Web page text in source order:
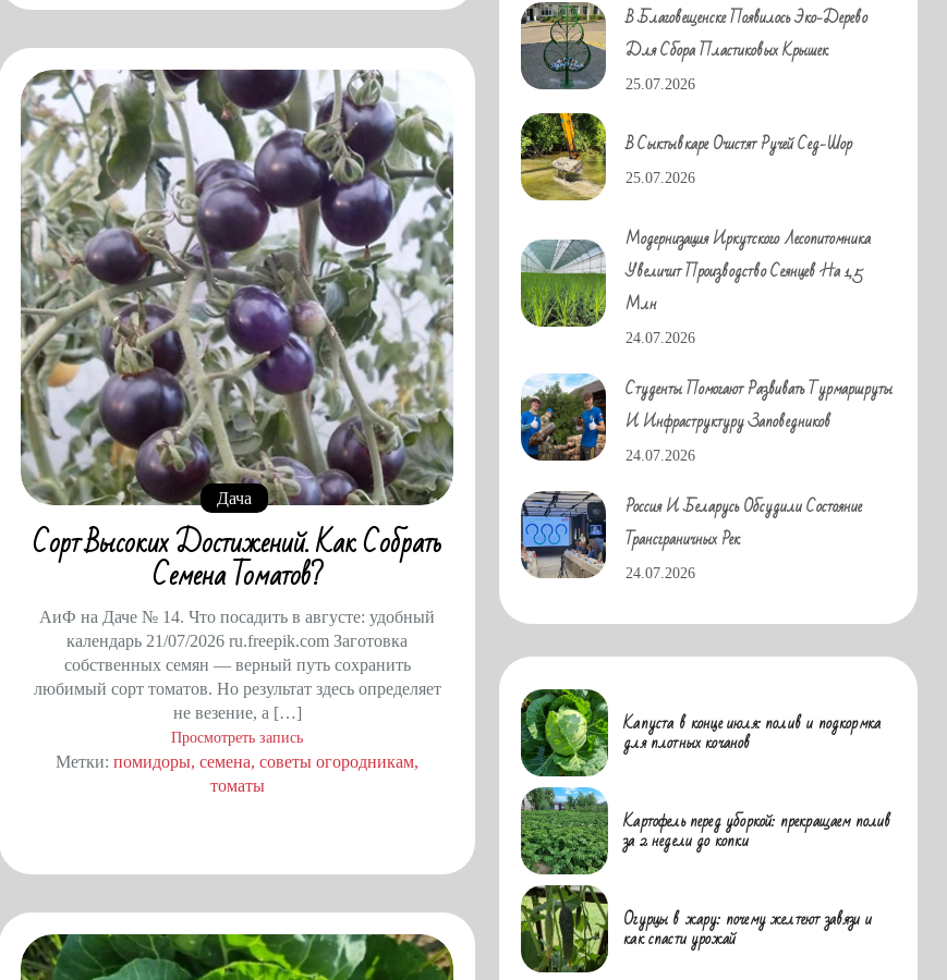
Дача
Сорт Высоких Достижений. Как Собрать
Семена Томатов?
АиФ на Даче № 14. Что посадить в августе: удобный
календарь 21/07/2026 ru.freepik.com Заготовка
собственных семян — верный путь сохранить
любимый сорт томатов. Но результат здесь определяет
не везение, а […]
Просмотреть запись
Метки:помидоры семена советы огородникам
томаты
В Благовещенске Появилось Эко-Дерево
Для Сбора Пластиковых Крышек
25.07.2026
В Сыктывкаре Очистят Ручей Сед-Шор
25.07.2026
Модернизация Иркутского Лесопитомника
Увеличит Производство Сеянцев На 1,5
Млн
24.07.2026
Студенты Помогают Развивать Турмаршруты
И Инфраструктуру Заповедников
24.07.2026
Россия И Беларусь Обсудили Состояние
Трансграничных Рек
24.07.2026
Капуста в конце июля: полив и подкормка
для плотных кочанов
Картофель перед уборкой: прекращаем полив
за 2 недели до копки
Огурцы в жару: почему желтеют завязи и
как спасти урожай